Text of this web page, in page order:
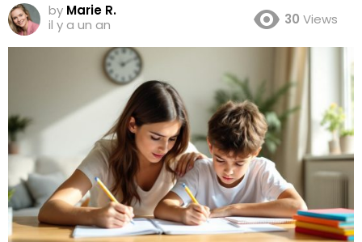
by Marie R.
il y a un an
30 Views